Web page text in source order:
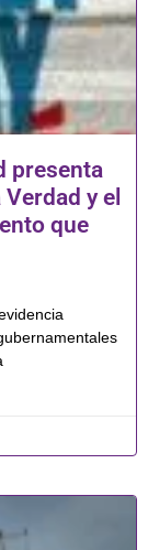
presenta
y el
que